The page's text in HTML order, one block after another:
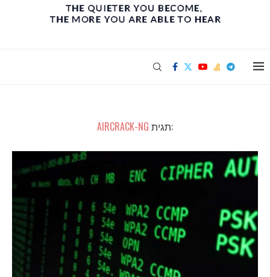
:תגית AIRCRACK-NG